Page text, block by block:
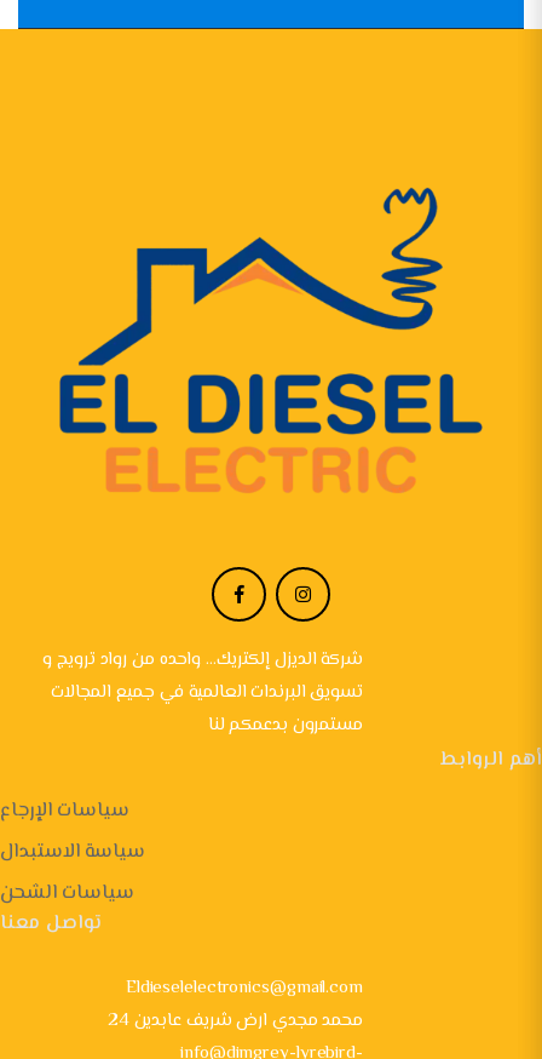
شركة الديزل إلكتريك... واحده من رواد ترويج و
تسويق البرندات العالمية في جميع المجالات
مستمرون بدعمكم لنا
أهم الروابط
سياسات الإرجاع
سياسة الاستبدال
سياسات الشحن
تواصل معنا
Eldieselelectronics@gmail.com
24 محمد مجدي ارض شريف عابدين